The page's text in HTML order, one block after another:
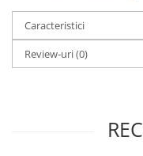
Caracteristici
Review-uri(0)